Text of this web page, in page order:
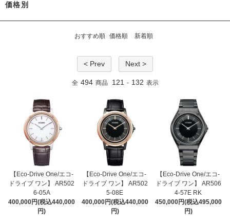
価格別
おすすめ順 価格順 新着順
< Prev Next >
全 494 商品 121 - 132 表示
【Eco-Drive One/エコ-
ドライブ ワン】 AR502
6-05A
400,000円(税込440,000
円)
【Eco-Drive One/エコ-
ドライブ ワン】 AR502
5-08E
400,000円(税込440,000
円)
【Eco-Drive One/エコ-
ドライブ ワン】 AR506
4-57E RK
450,000円(税込495,000
円)